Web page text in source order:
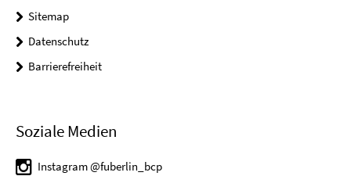
Sitemap
Datenschutz
Barrierefreiheit
Soziale Medien
Instagram @fuberlin_bcp